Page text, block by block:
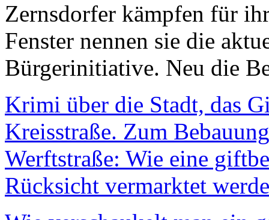
Zernsdorfer kämpfen für
Fenster nennen sie die
Bürgerinitiative. Neu die
Krimi über die Stadt, das
Kreisstraße. Zum
Werftstraße: Wie eine
Rücksicht vermarktet